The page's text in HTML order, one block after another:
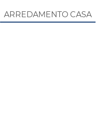
ARREDAMENTO CASA